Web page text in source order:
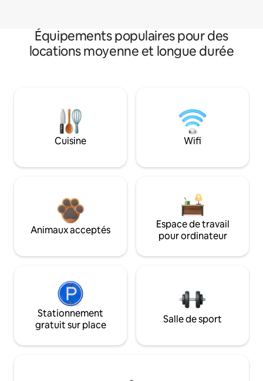
Équipements populaires pour des
locations moyenne et longue durée
Cuisine Wifi
Animaux acceptés
Espace de travail
pour ordinateur
Stationnement
gratuit sur place
Salle de sport